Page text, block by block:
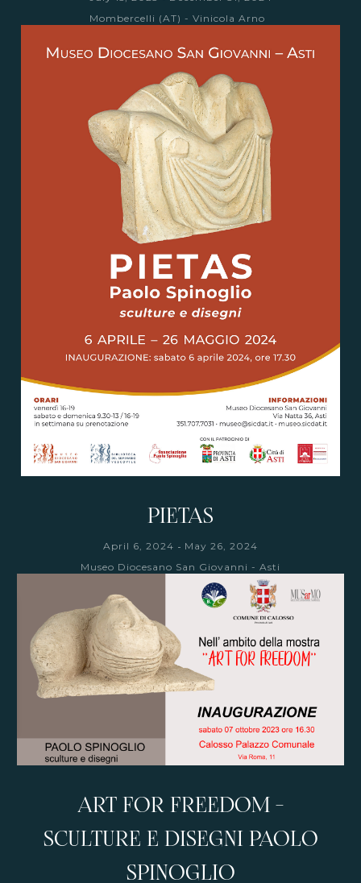
Mombercelli (AT) - Vinicola Arno
PIETAS
April 6, 2024 - May 26, 2024
Museo Diocesano San Giovanni - Asti
ART FOR FREEDOM -
SCULTURE E DISEGNI PAOLO
SPINOGLIO